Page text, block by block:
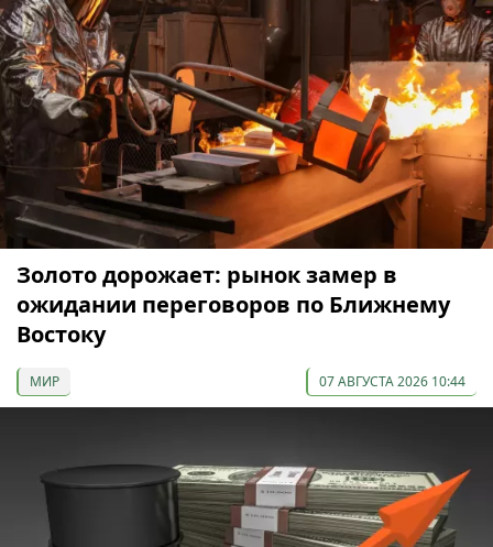
Золото дорожает: рынок замер в
ожидании переговоров по Ближнему
Востоку
МИР 07 АВГУСТА 2026 10:44